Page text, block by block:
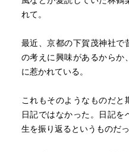
れて。
最近、京都の下賀茂神社で
の考えに興味があるからか
に惹かれている。
これもそのようなものだと
日記ではなかった。日記を
生を振り返るというものだっ